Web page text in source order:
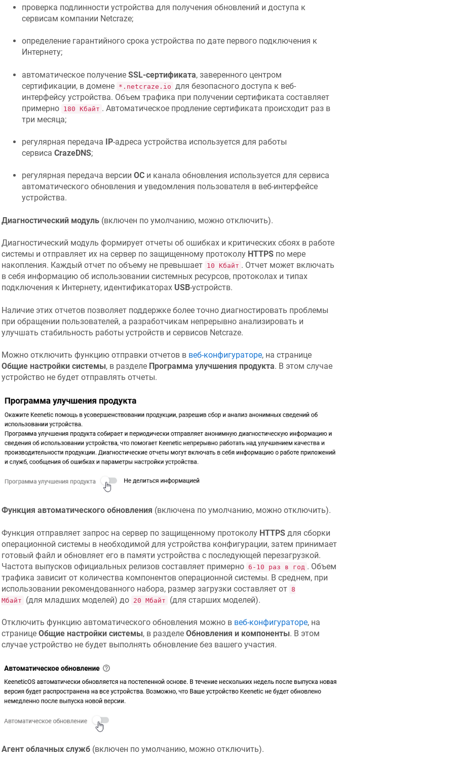
проверка подлинности устройства для получения обновлений и доступа к
сервисам компании Netcraze;
определение гарантийного срока устройства по дате первого подключения к
Интернету;
автоматическое получение SSL-сертификата, заверенного центром
сертификации, в домене *.netcraze.io
для безопасного доступа к веб-
интерфейсу устройства. Объем трафика при получении сертификата составляет
примерно 180 Кбайт . Автоматическое продление сертификата происходит раз в
три месяца;
регулярная передача IP-адреса устройства используется для работы
сервиса CrazeDNS;
регулярная передача версии ОСи канала обновления используется для сервиса
автоматического обновления и уведомления пользователя в веб-интерфейсе
устройства.
Диагностический модуль(включен по умолчанию, можно отключить).
Диагностический модуль формирует отчеты об ошибках и критических сбоях в работе
системы и отправляет их на сервер по защищенному протоколу HTTPSпо мере
накопления. Каждый отчет по объему не превышает 10 Кбайт . Отчет может включать
в себя информацию об использовании системных ресурсов, протоколах и типах
подключения к Интернету, идентификаторах USB-устройств.
Наличие этих отчетов позволяет поддержке более точно диагностировать проблемы
при обращении пользователей, а разработчикам непрерывно анализировать и
улучшать стабильность работы устройств и сервисов Netcraze.
Можно отключить функцию отправки отчетов в веб-конфигураторе, на странице
Общие настройки системы, в разделе Программа улучшения продукта. В этом случае
устройство не будет отправлять отчеты.
Функция автоматического обновления (включена по умолчанию, можно отключить).
Функция отправляет запрос на сервер по защищенному протоколу HTTPSдля сборки
операционной системы в необходимой для устройства конфигурации, затем принимает
готовый файл и обновляет его в памяти устройства с последующей перезагрузкой.
Частота выпусков официальных релизов составляет примерно 6-10 раз в год . Объем
трафика зависит от количества компонентов операционной системы. В среднем, при
использовании рекомендованного набора, размер загрузки составляет от 8
Мбайт
(для младших моделей) до 20 Мбайт (для старших моделей).
Отключить функцию автоматического обновления можно в веб-конфигураторе, на
странице Общие настройки системы, в разделе Обновления и компоненты. В этом
случае устройство не будет выполнять обновление без вашего участия.
Агент облачных служб(включен по умолчанию, можно отключить).